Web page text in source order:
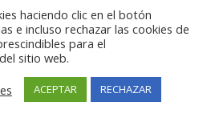
HOSTELERÍA MADRID
industriales monoblock a medida
industriales monoblock a medida
profesionales industriales
haciendo clic en el botón
e incluso rechazar las cookies de
para el
sitio web.
ACEPTAR RECHAZAR